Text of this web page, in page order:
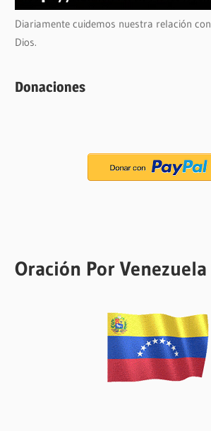
Diariamente cuidemos nuestra relación con
Dios.
Donaciones
Oración Por Venezuela